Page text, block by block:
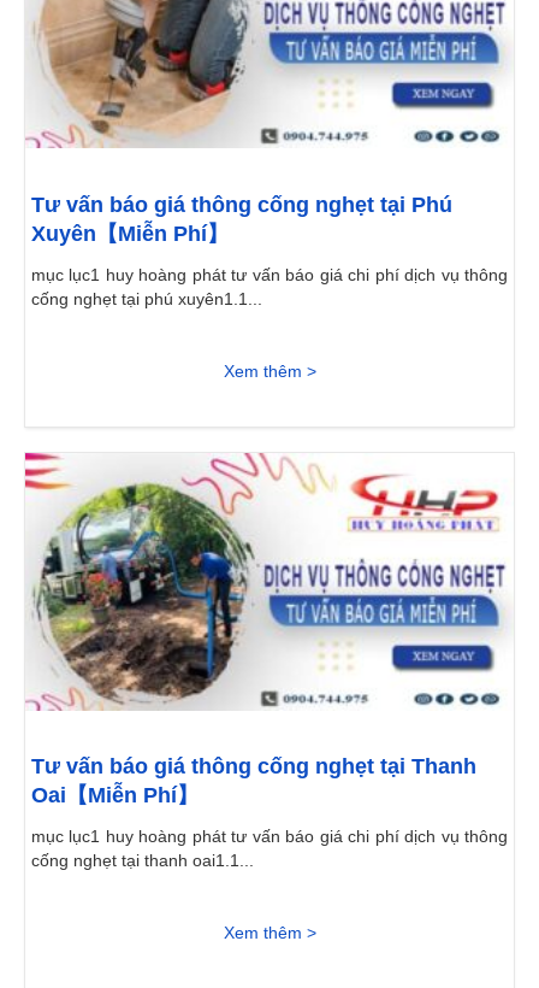
Tư vấn báo giá thông cống nghẹt tại Phú
Xuyên【Miễn Phí】
mục lục1 huy hoàng phát tư vấn báo giá chi phí dịch vụ thông
cống nghẹt tại phú xuyên1.1...
Xem thêm >
Tư vấn báo giá thông cống nghẹt tại Thanh
Oai【Miễn Phí】
mục lục1 huy hoàng phát tư vấn báo giá chi phí dịch vụ thông
cống nghẹt tại thanh oai1.1...
Xem thêm >